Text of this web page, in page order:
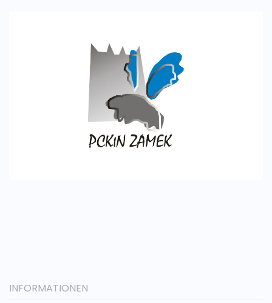
INFORMATIONEN